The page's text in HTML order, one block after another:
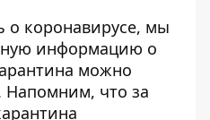
о коронавирусе, мы
информацию о
можно
Напомним, что за